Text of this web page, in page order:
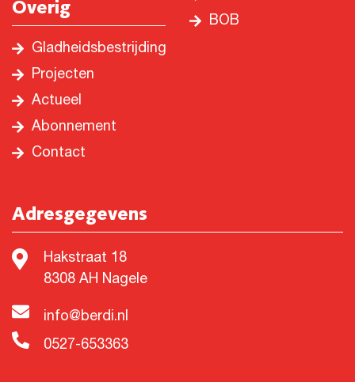
BOB
Overig
Gladheidsbestrijding
Projecten
Actueel
Abonnement
Contact
Adresgegevens
Hakstraat 18
8308 AH Nagele
info@berdi.nl
0527-653363